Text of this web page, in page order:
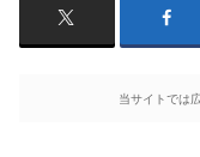
当サイトでは